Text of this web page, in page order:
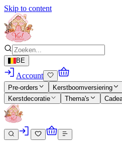
Skip to content
BE
Account
Pre-orders Kerstboomversiering
Kerstdecoratie
Thema's